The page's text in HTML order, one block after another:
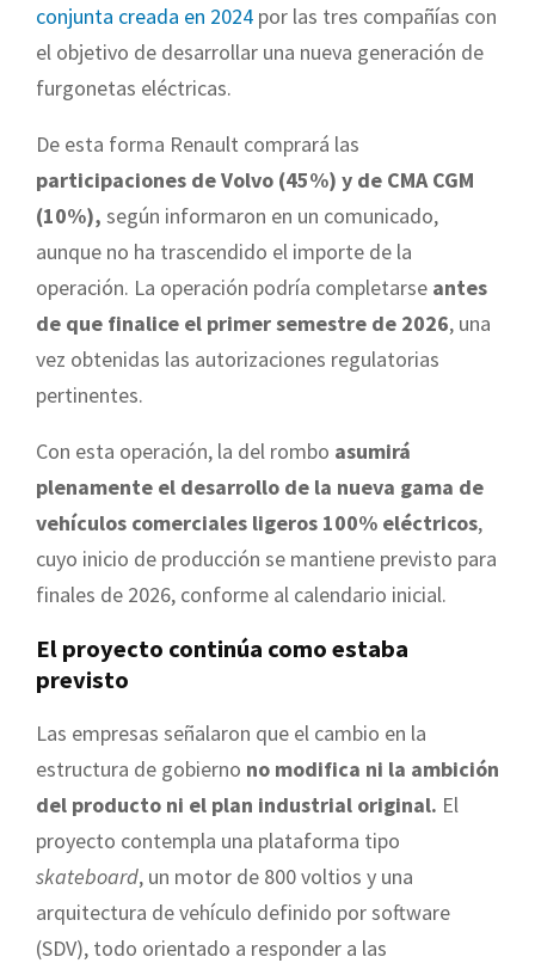
conjunta creada en 2024 por las tres compañías con
el objetivo de desarrollar una nueva generación de
furgonetas eléctricas.
De esta forma Renault comprará las
participaciones de Volvo (45%) y de CMA CGM
(10%), según informaron en un comunicado,
aunque no ha trascendido el importe de la
operación. La operación podría completarse antes
de que finalice el primer semestre de 2026, una
vez obtenidas las autorizaciones regulatorias
pertinentes.
Con esta operación, la del rombo asumirá
plenamente el desarrollo de la nueva gama de
vehículos comerciales ligeros 100% eléctricos,
cuyo inicio de producción se mantiene previsto para
finales de 2026, conforme al calendario inicial.
El proyecto continúa como estaba
previsto
Las empresas señalaron que el cambio en la
estructura de gobierno no modifica ni la ambición
del producto ni el plan industrial original. El
proyecto contempla una plataforma tipo
skateboard, un motor de 800 voltios y una
arquitectura de vehículo definido por software
(SDV), todo orientado a responder a las